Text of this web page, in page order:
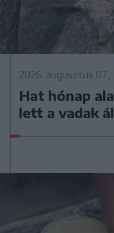
2026. augusztus
Hat hónap
lett a vadak